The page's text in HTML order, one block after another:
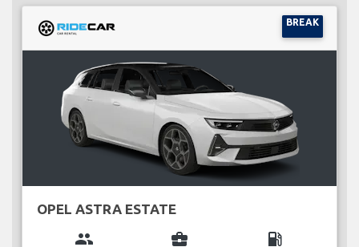
BREAK
OPEL ASTRA ESTATE
group business_center local_gas_station